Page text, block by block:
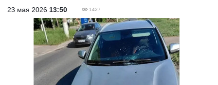
23 мая 2026 13:50 1427